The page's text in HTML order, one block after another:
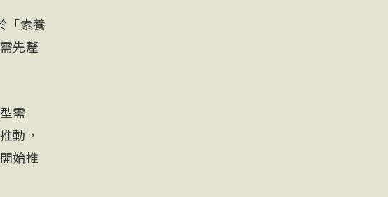
「素養
先釐
需
動，
始推